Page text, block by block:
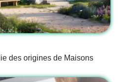
des origines de Maisons